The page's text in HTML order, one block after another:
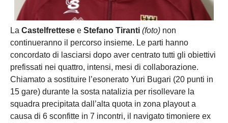
La Castelfrettese e Stefano Tiranti (foto) non
continueranno il percorso insieme. Le parti hanno
concordato di lasciarsi dopo aver centrato tutti gli obiettivi
prefissati nei quattro, intensi, mesi di collaborazione.
Chiamato a sostituire l’esonerato Yuri Bugari (20 punti in
15 gare) durante la sosta natalizia per risollevare la
squadra precipitata dall’alta quota in zona playout a
causa di 6 sconfitte in 7 incontri, il navigato timoniere ex